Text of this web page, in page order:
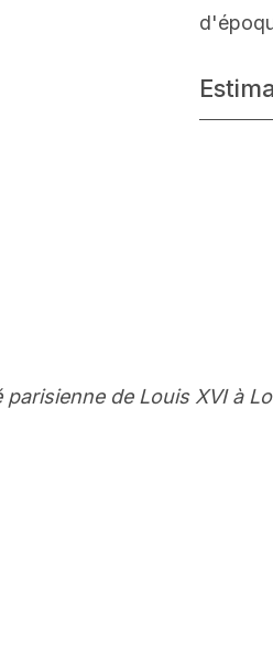
de Louis XVI à